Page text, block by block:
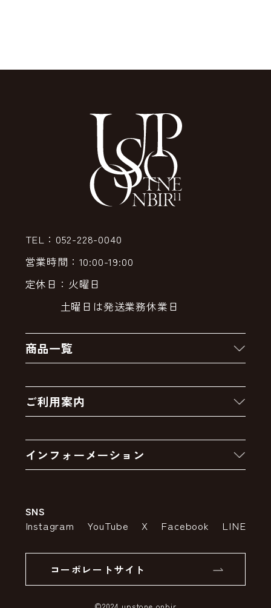
TEL：052-228-0040
営業時間：10:00-19:00
定休日：火曜日
土曜日は発送業務休業日
商品一覧
クーポン
卸販売・大量注文
アウトレットセール
ご利用案内
お支払いについて
インフォーメーション
特定商取引法の表示
SSLサーバー証明書とは
SNS
Instagram YouTube X Facebook LINE
コーポレートサイト